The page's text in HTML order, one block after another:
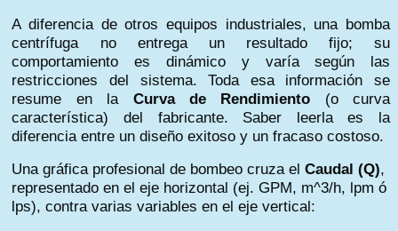
A diferencia de otros equipos industriales, una bomba
centrífuga no entrega un resultado fijo; su
comportamiento es dinámico y varía según las
restricciones del sistema. Toda esa información se
resume en la Curva de Rendimiento (o curva
característica) del fabricante. Saber leerla es la
diferencia entre un diseño exitoso y un fracaso costoso.
Una gráfica profesional de bombeo cruza elCaudal (Q),
representado en el eje horizontal (ej. GPM, m^3/h, lpm ó
lps), contra varias variables en el eje vertical: